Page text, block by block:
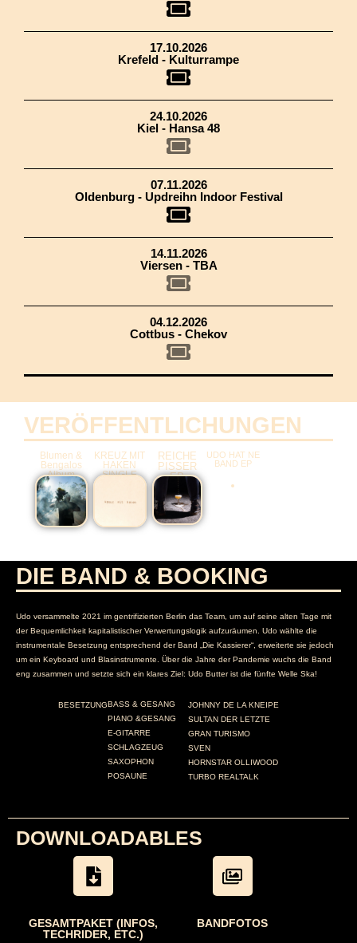
17.10.2026
Krefeld - Kulturrampe
24.10.2026
Kiel - Hansa 48
07.11.2026
Oldenburg - Updreihn Indoor Festival
14.11.2026
Viersen - TBA
04.12.2026
Cottbus - Chekov
VERÖFFENTLICHUNGEN
Blumen &
Bengalos
Album
KREUZ MIT
HAKEN
SINGLE
REICHE
PISSER
EP
UDO HAT NE
BAND EP
DIE BAND & BOOKING
Udo versammelte 2021 im gentrifizierten Berlin das Team, um auf seine alten Tage mit
der Bequemlichkeit kapitalistischer Verwertungslogik aufzuräumen. Udo wählte die
instrumentale Besetzung entsprechend der Band „Die Kassierer“, erweiterte sie jedoch
um ein Keyboard und Blasinstrumente. Über die Jahre der Pandemie wuchs die Band
eng zusammen und setzte sich ein klares Ziel: Udo Butter ist die fünfte Welle Ska!
BESETZUNGBASS & GESANG
PIANO &GESANG
E-GITARRE
SCHLAGZEUG
SAXOPHON
POSAUNE
JOHNNY DE LA KNEIPE
SULTAN DER LETZTE
GRAN TURISMO
SVEN
HORNSTAR OLLIWOOD
TURBO REALTALK
DOWNLOADABLES
GESAMTPAKET (INFOS,
TECHRIDER, ETC.)
BANDFOTOS